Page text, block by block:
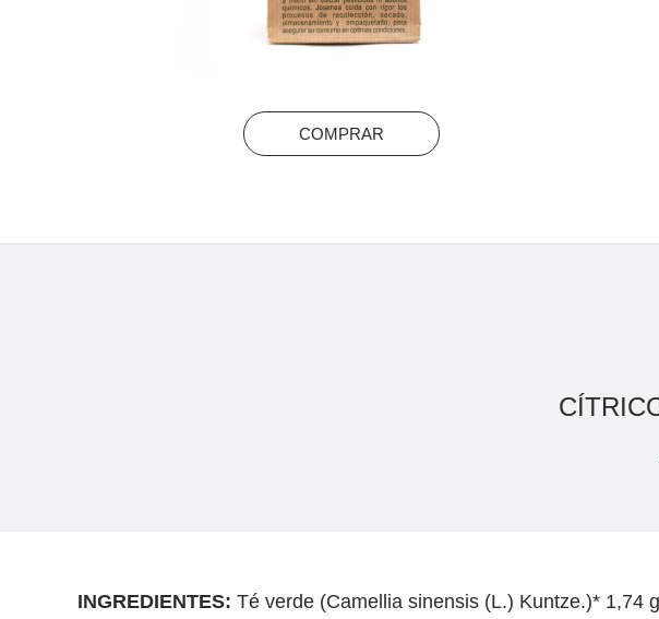
COMPRAR
INGREDIENTES: Té verde (Camellia sinensis (L.) Kuntze.)* 1,74